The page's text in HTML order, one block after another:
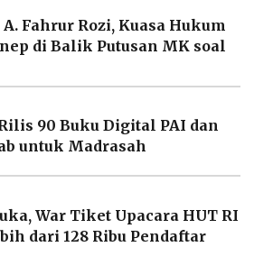
Fahrur Rozi, Kuasa Hukum
di Balik Putusan MK soal
90 Buku Digital PAI dan
untuk Madrasah
War Tiket Upacara HUT RI
dari 128 Ribu Pendaftar